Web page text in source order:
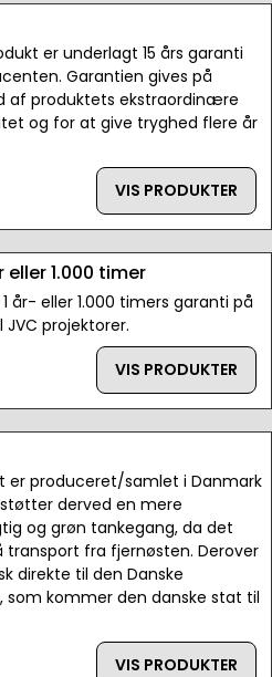
er underlagt 15 års garanti
Garantien gives på
af produktets ekstraordinære
og for at give tryghed flere år
VIS PRODUKTER
1.000 timer
år- eller 1.000 timers garanti på
projektorer.
VIS PRODUKTER
er produceret/samlet i Danmark
derved en mere
og grøn tankegang, da det
transport fra fjernøsten. Derover
direkte til den Danske
kommer den danske stat til
VIS PRODUKTER